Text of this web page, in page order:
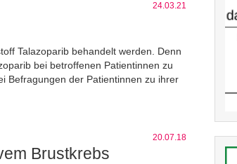
24.03.21
Talazoparib behandelt werden. Denn
bei betroffenen Patientinnen zu
Befragungen der Patientinnen zu ihrer
20.07.18
Brustkrebs